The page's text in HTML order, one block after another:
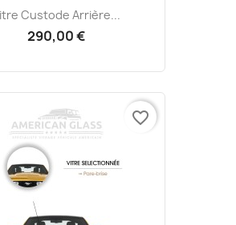
Custode Arrière...
290,00 €
favorite_border